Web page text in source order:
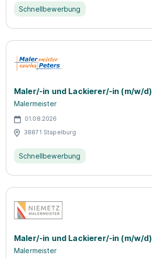
Schnellbewerbung
Maler/-in und Lackierer/-in (m/w/d)
Malermeister
01.08.2026
38871 Stapelburg
Schnellbewerbung
Maler/-in und Lackierer/-in (m/w/d)
Malermeister